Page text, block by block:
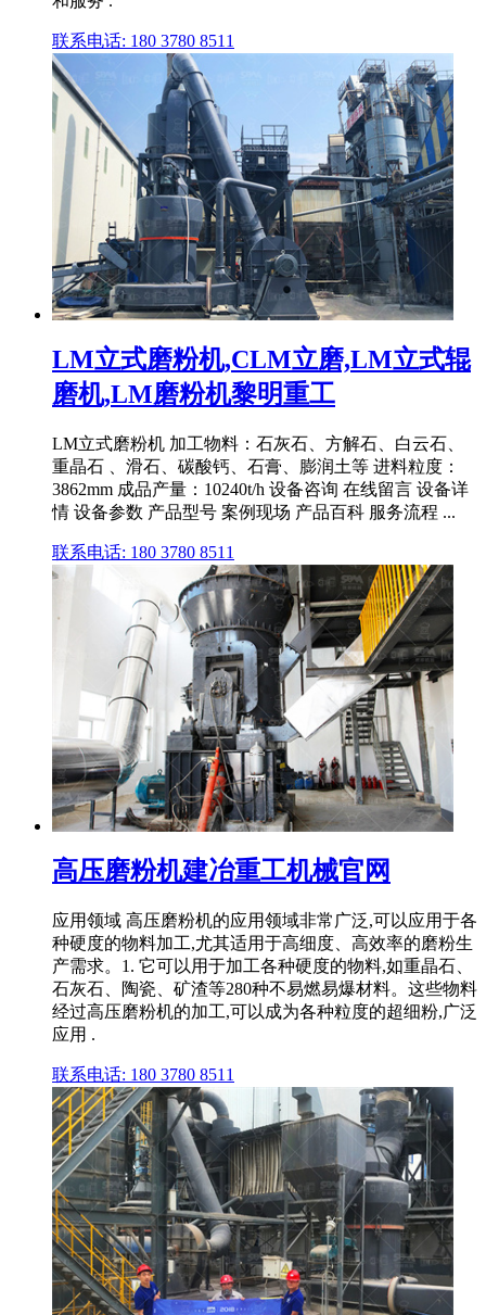
联系电话: 180 3780 8511
LM立式磨粉机,CLM立磨,LM立式辊
磨机,LM磨粉机黎明重工
LM立式磨粉机 加工物料：石灰石、方解石、白云石、
重晶石 、滑石、碳酸钙、石膏、膨润土等 进料粒度：
3862mm 成品产量：10240t/h 设备咨询 在线留言 设备详
情 设备参数 产品型号 案例现场 产品百科 服务流程 ...
联系电话: 180 3780 8511
高压磨粉机建冶重工机械官网
应用领域 高压磨粉机的应用领域非常广泛,可以应用于各
种硬度的物料加工,尤其适用于高细度、高效率的磨粉生
产需求。1. 它可以用于加工各种硬度的物料,如重晶石、
石灰石、陶瓷、矿渣等280种不易燃易爆材料。这些物料
经过高压磨粉机的加工,可以成为各种粒度的超细粉,广泛
应用 .
联系电话: 180 3780 8511